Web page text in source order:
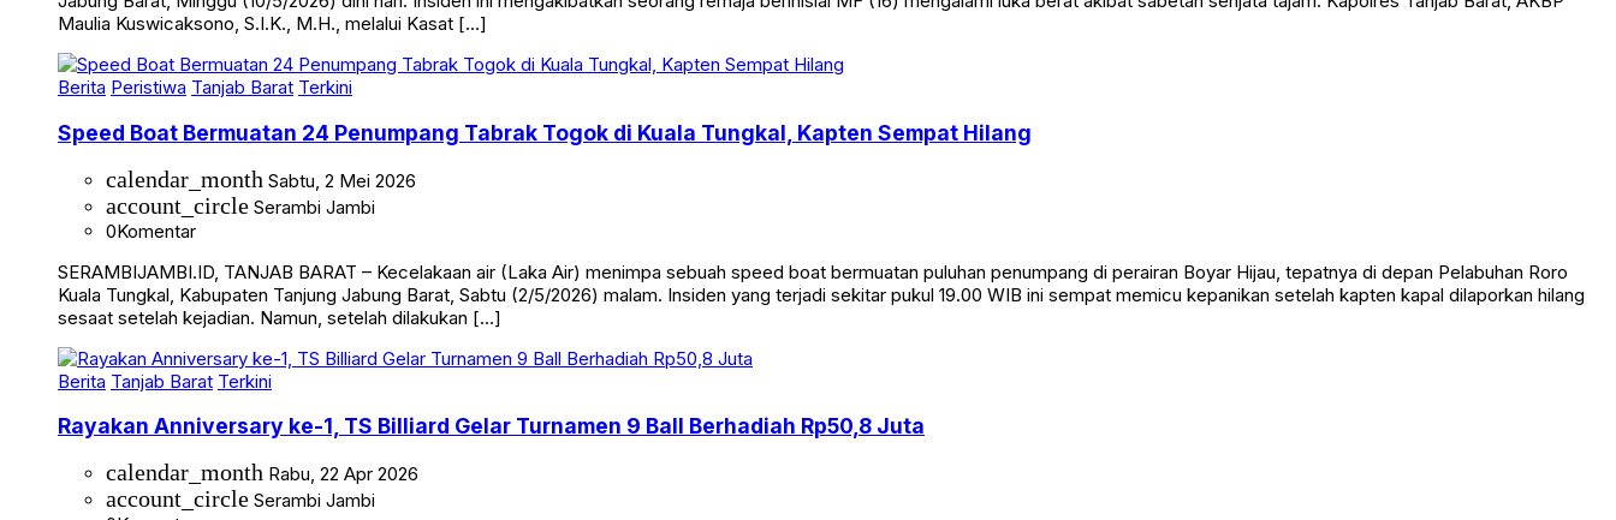
Maulia Kuswicaksono, S.I.K., M.H., melalui Kasat […]
Berita Peristiwa Tanjab Barat Terkini
Speed Boat Bermuatan 24 Penumpang Tabrak Togok di Kuala Tungkal, Kapten Sempat Hilang
calendar_month Sabtu, 2 Mei 2026
account_circle Serambi Jambi
0Komentar
SERAMBIJAMBI.ID, TANJAB BARAT – Kecelakaan air (Laka Air) menimpa sebuah speed boat bermuatan puluhan penumpang di perairan Boyar Hijau, tepatnya di depan Pelabuhan Roro
Kuala Tungkal, Kabupaten Tanjung Jabung Barat, Sabtu (2/5/2026) malam. Insiden yang terjadi sekitar pukul 19.00 WIB ini sempat memicu kepanikan setelah kapten kapal dilaporkan hilang
sesaat setelah kejadian. Namun, setelah dilakukan […]
Berita Tanjab Barat Terkini
Rayakan Anniversary ke-1, TS Billiard Gelar Turnamen 9 Ball Berhadiah Rp50,8 Juta
calendar_month Rabu, 22 Apr 2026
account_circle Serambi Jambi